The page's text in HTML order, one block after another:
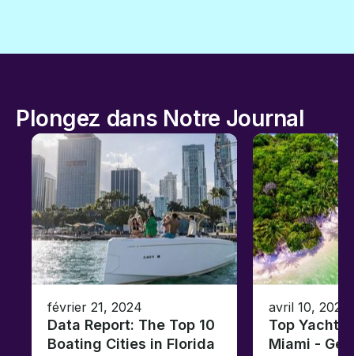
Plongez dans Notre Journal
février 21, 2024
Data Report: The Top 10
Boating Cities in Florida
avril 10, 2020
Top Yacht
Miami -